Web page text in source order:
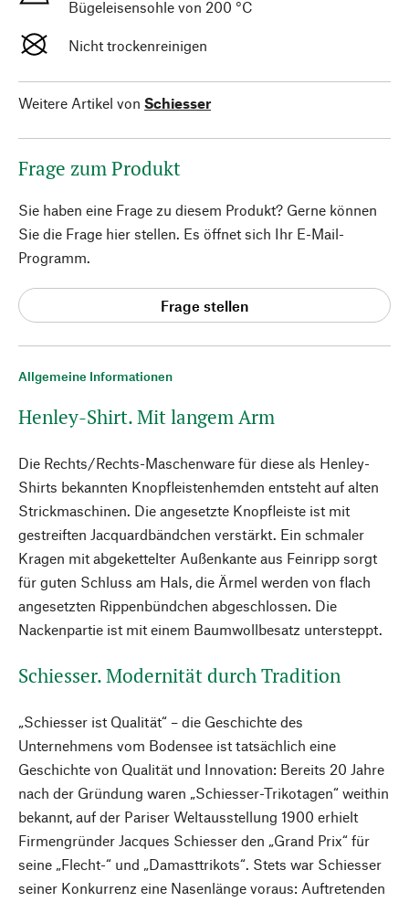
Allgemeine Informationen
Henley-Shirt. Mit langem Arm
Die Rechts/Rechts-Maschenware für diese als Henley-
Shirts bekannten Knopfleistenhemden entsteht auf alten
Strickmaschinen. Die angesetzte Knopfleiste ist mit
gestreiften Jacquardbändchen verstärkt. Ein schmaler
Kragen mit abgekettelter Außenkante aus Feinripp sorgt
für guten Schluss am Hals, die Ärmel werden von flach
angesetzten Rippenbündchen abgeschlossen. Die
Nackenpartie ist mit einem Baumwollbesatz untersteppt.
Schiesser. Modernität durch Tradition
„Schiesser ist Qualität“ – die Geschichte des
Unternehmens vom Bodensee ist tatsächlich eine
Geschichte von Qualität und Innovation: Bereits 20 Jahre
nach der Gründung waren „Schiesser-Trikotagen“ weithin
bekannt, auf der Pariser Weltausstellung 1900 erhielt
Firmengründer Jacques Schiesser den „Grand Prix“ für
seine „Flecht-“ und „Damasttrikots“. Stets war Schiesser
seiner Konkurrenz eine Nasenlänge voraus: Auftretenden
Bügeleisensohle von 200 °C
Nicht trockenreinigen
Weitere Artikel von Schiesser
Frage zum Produkt
Sie haben eine Frage zu diesem Produkt? Gerne können
Sie die Frage hier stellen. Es öffnet sich Ihr E-Mail-
Programm.
Frage stellen